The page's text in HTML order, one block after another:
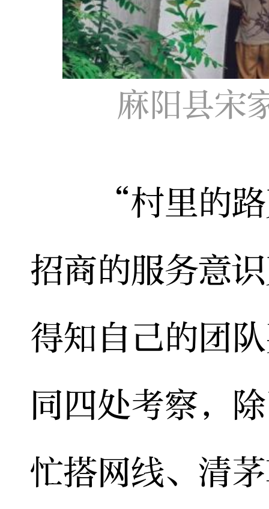
麻阳县宋
“村里的路
招商的服务意
得知自己的团
同四处考察，
忙搭网线、清